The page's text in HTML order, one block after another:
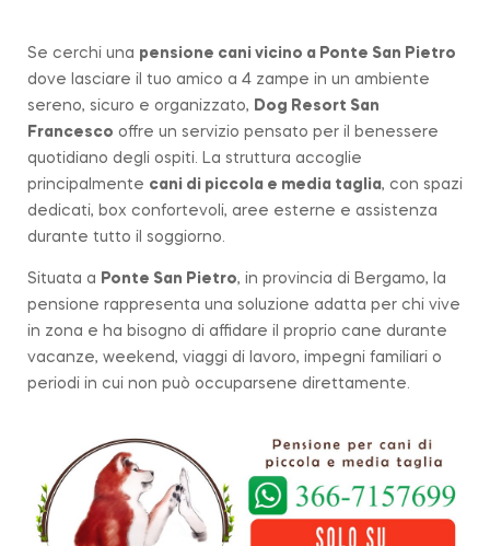
Se cerchi una pensione cani vicino a Ponte San Pietro
dove lasciare il tuo amico a 4 zampe in un ambiente
sereno, sicuro e organizzato, Dog Resort San
Francesco offre un servizio pensato per il benessere
quotidiano degli ospiti. La struttura accoglie
principalmente cani di piccola e media taglia, con spazi
dedicati, box confortevoli, aree esterne e assistenza
durante tutto il soggiorno.
Situata a Ponte San Pietro, in provincia di Bergamo, la
pensione rappresenta una soluzione adatta per chi vive
in zona e ha bisogno di affidare il proprio cane durante
vacanze, weekend, viaggi di lavoro, impegni familiari o
periodi in cui non può occuparsene direttamente.